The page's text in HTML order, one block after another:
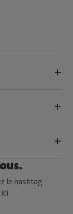
le hashtag